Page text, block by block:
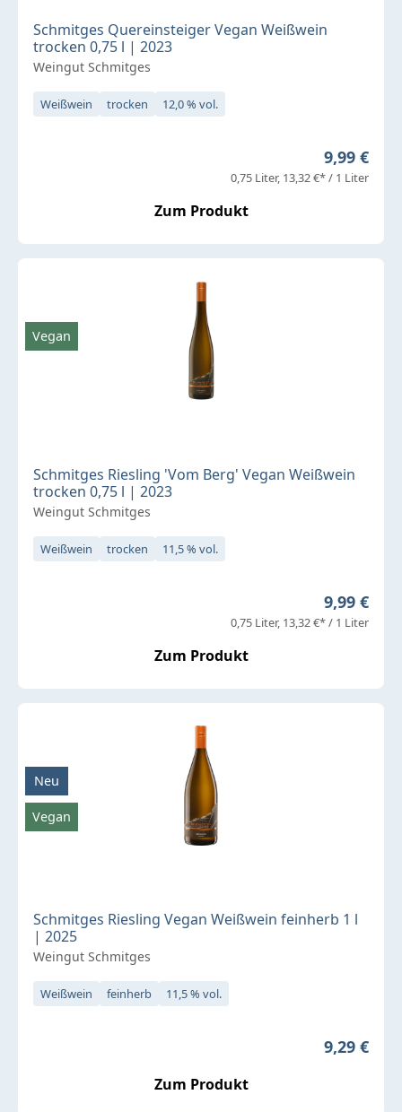
Schmitges Quereinsteiger Vegan Weißwein
trocken 0,75 l | 2023
Weingut Schmitges
Weißwein trocken 12,0 % vol.
Regulärer
9,99 €
0,75 Liter 13,32 €* / 1 Liter
Zum Produkt
Schmitges Riesling 'Vom Berg' Vegan Weißwein
trocken 0,75 l | 2023
Weingut Schmitges
Weißwein trocken 11,5 % vol.
Regulärer
9,99 €
0,75 Liter 13,32 €* / 1 Liter
Zum Produkt
Vegan
Schmitges Riesling Vegan Weißwein feinherb 1 l
| 2025
Weingut Schmitges
Weißwein feinherb 11,5 % vol.
Regulärer
9,29 €
Zum Produkt
Neu
Vegan